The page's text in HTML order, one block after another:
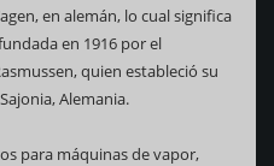
en alemán, lo cual significa
en 1916 por el
quien estableció su
Alemania.
para máquinas de vapor,